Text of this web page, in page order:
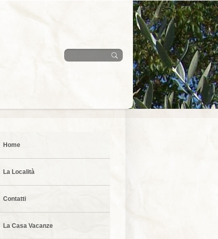
Home
La Località
Contatti
La Casa Vacanze